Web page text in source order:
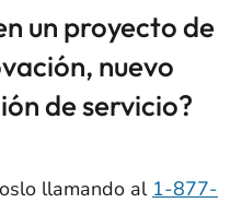
un proyecto de
nuevo
de servicio?
llamando al 1-877-